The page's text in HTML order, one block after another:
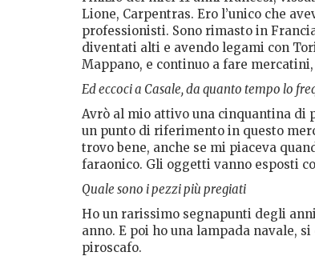
Lione, Carpentras. Ero l’unico che
professionisti. Sono rimasto in
diventati alti e avendo legami con
Mappano, e continuo a fare
Ed eccoci a Casale, da quanto tempo lo
Avrò al mio attivo una cinquantina di
un punto di riferimento in questo
trovo bene, anche se mi piaceva
faraonico. Gli oggetti vanno esposti
Quale sono i pezzi più pregiati
Ho un rarissimo segnapunti degli
anno. E poi ho una lampada navale,
piroscafo.